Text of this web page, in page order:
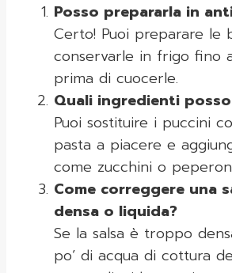
Posso prepararla in
Certo! Puoi preparare le
conservarle in frigo fino
prima di cuocerle.
Quali ingredienti
Puoi sostituire i puccini
pasta a piacere e
come zucchini o
Come correggere una
densa o liquida?
Se la salsa è troppo
po’ di acqua di cottura